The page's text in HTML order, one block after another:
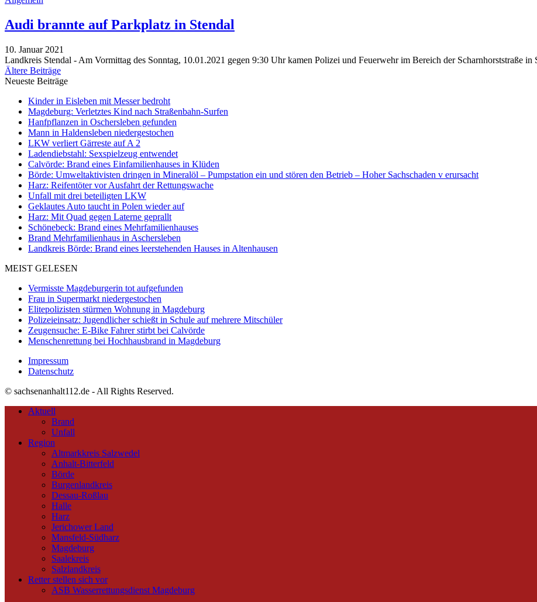
Audi brannte auf Parkplatz in Stendal
10. Januar 2021
Landkreis Stendal - Am Vormittag des Sonntag, 10.01.2021 gegen 9:30 Uhr kamen Polizei und Feuerwehr im Bereich der Scharnhorststraße in
Ältere Beiträge
Neueste Beiträge
Kinder in Eisleben mit Messer bedroht
Magdeburg: Verletztes Kind nach Straßenbahn-Surfen
Hanfpflanzen in Oschersleben gefunden
Mann in Haldensleben niedergestochen
LKW verliert Gärreste auf A 2
Ladendiebstahl: Sexspielzeug entwendet
Calvörde: Brand eines Einfamilienhauses in Klüden
Börde: Umweltaktivisten dringen in Mineralöl – Pumpstation ein und stören den Betrieb – Hoher Sachschaden v erursacht
Harz: Reifentöter vor Ausfahrt der Rettungswache
Unfall mit drei beteiligten LKW
Geklautes Auto taucht in Polen wieder auf
Harz: Mit Quad gegen Laterne geprallt
Schönebeck: Brand eines Mehrfamilienhauses
Brand Mehrfamilienhaus in Aschersleben
Landkreis Börde: Brand eines leerstehenden Hauses in Altenhausen
MEIST GELESEN
Vermisste Magdeburgerin tot aufgefunden
Frau in Supermarkt niedergestochen
Elitepolizisten stürmen Wohnung in Magdeburg
Polizeieinsatz: Jugendlicher schießt in Schule auf mehrere Mitschüler
Zeugensuche: E-Bike Fahrer stirbt bei Calvörde
Menschenrettung bei Hochhausbrand in Magdeburg
Impressum
Datenschutz
© sachsenanhalt112.de - All Rights Reserved.
Aktuell
Brand
Unfall
Region
Altmarkkreis Salzwedel
Anhalt-Bitterfeld
Börde
Burgenlandkreis
Dessau-Roßlau
Halle
Harz
Jerichower Land
Mansfeld-Südharz
Magdeburg
Saalekreis
Salzlandkreis
Retter stellen sich vor
ASB Wasserrettungsdienst Magdeburg